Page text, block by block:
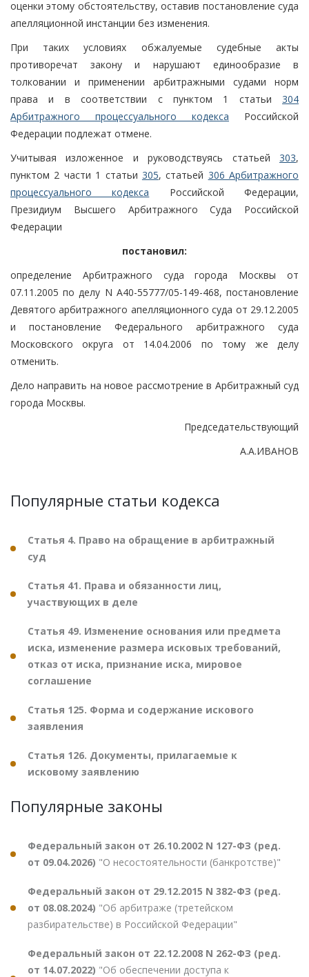
оценки этому обстоятельству, оставив постановление суда
апелляционной инстанции без изменения.
При таких условиях обжалуемые судебные акты
противоречат закону и нарушают единообразие в
толковании и применении арбитражными судами норм
права и в соответствии с пунктом 1 статьи 304
Арбитражного процессуального кодекса Российской
Федерации подлежат отмене.
Учитывая изложенное и руководствуясь статьей 303,
пунктом 2 части 1 статьи 305, статьей 306 Арбитражного
процессуального кодекса Российской Федерации,
Президиум Высшего Арбитражного Суда Российской
Федерации
постановил:
определение Арбитражного суда города Москвы от
07.11.2005 по делу N А40-55777/05-149-468, постановление
Девятого арбитражного апелляционного суда от 29.12.2005
и постановление Федерального арбитражного суда
Московского округа от 14.04.2006 по тому же делу
отменить.
Дело направить на новое рассмотрение в Арбитражный суд
города Москвы.
Председательствующий
А.А.ИВАНОВ
Популярные статьи кодекса
Статья 4. Право на обращение в арбитражный
суд
Статья 41. Права и обязанности лиц,
участвующих в деле
Статья 49. Изменение основания или предмета
иска, изменение размера исковых требований,
отказ от иска, признание иска, мировое
соглашение
Статья 125. Форма и содержание искового
заявления
Статья 126. Документы, прилагаемые к
исковому заявлению
Популярные законы
Федеральный закон от 26.10.2002 N 127-ФЗ (ред.
от 09.04.2026) "О несостоятельности (банкротстве)"
Федеральный закон от 29.12.2015 N 382-ФЗ (ред.
от 08.08.2024) "Об арбитраже (третейском
разбирательстве) в Российской Федерации"
Федеральный закон от 22.12.2008 N 262-ФЗ (ред.
от 14.07.2022) "Об обеспечении доступа к